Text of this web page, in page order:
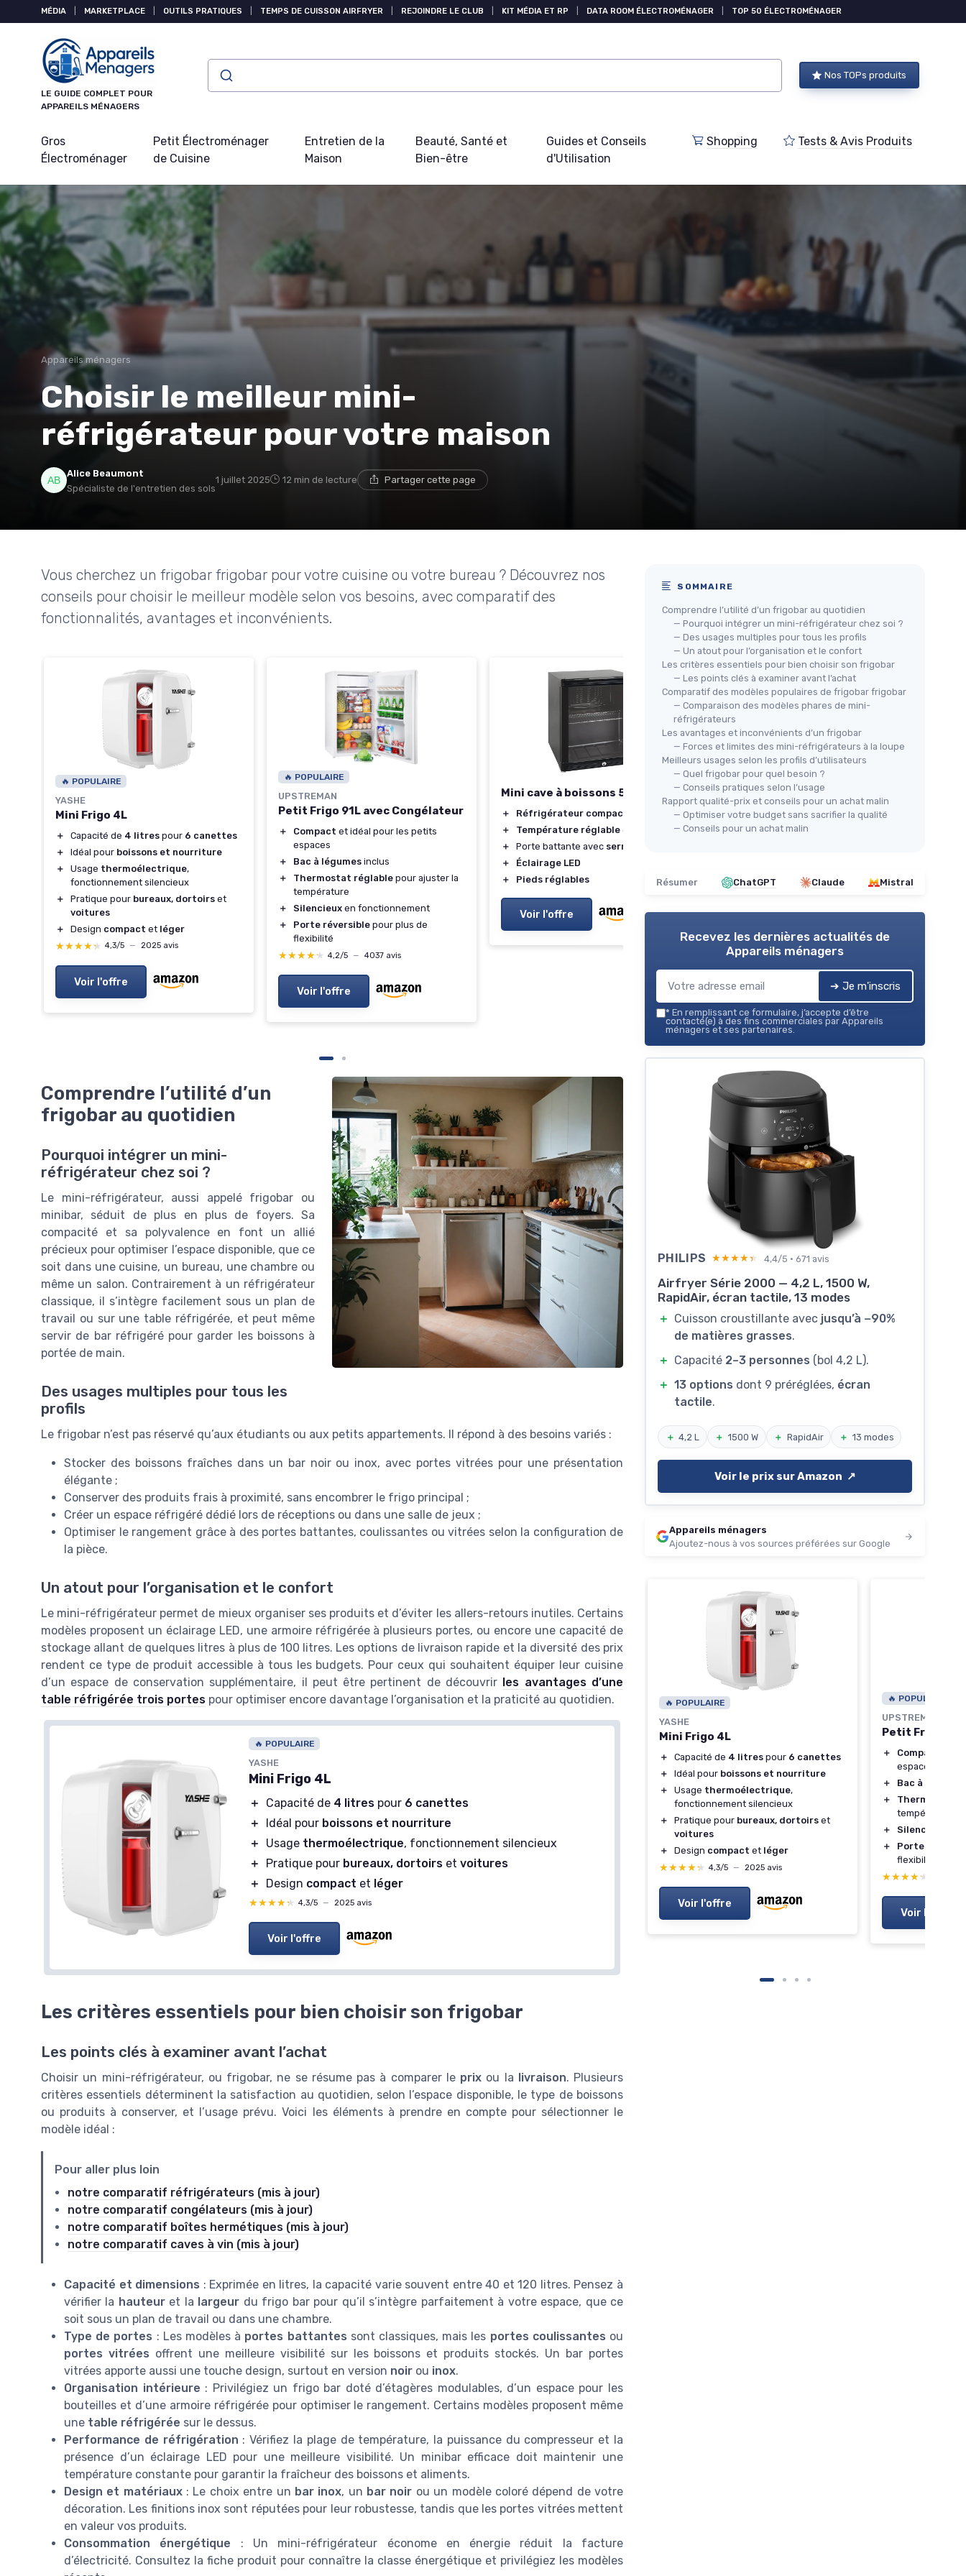
MÉDIA MARKETPLACE OUTILS PRATIQUES TEMPS DE CUISSON AIRFRYER REJOINDRE LE CLUB KIT MÉDIA ET RP DATA ROOM ÉLECTROMÉNAGER TOP 50 ÉLECTROMÉNAGER
LE GUIDE COMPLET POUR
APPAREILS MÉNAGERS
Nos TOPs produits
Gros
Électroménager
Petit Électroménager
de Cuisine
Entretien de la
Maison
Beauté, Santé et
Bien-être
Guides et Conseils
d'Utilisation
Shopping Tests & Avis Produits
Appareils ménagers
Choisir le meilleur mini-
réfrigérateur pour votre maison
Alice Beaumont
Spécialiste de l'entretien des sols
1 juillet 2025 12 min de lecture Partager cette page
Vous cherchez un frigobar frigobar pour votre cuisine ou votre bureau ? Découvrez nos
conseils pour choisir le meilleur modèle selon vos besoins, avec comparatif des
fonctionnalités, avantages et inconvénients.
🔥 POPULAIRE
YASHE
Mini Frigo 4L
＋ Capacité de 4 litres pour 6 canettes
＋
Idéal pour boissons et nourriture
＋
Usage thermoélectrique,
fonctionnement silencieux
＋
Pratique pour bureaux, dortoirs et
voitures
＋
Design compact et léger
★★★★★
★★★★★ 4,3/5 — 2025 avis
Voir l'offre
🔥 POPULAIRE
UPSTREMAN
Petit Frigo 91L avec Congélateur
＋ Compact et idéal pour les petits
espaces
＋
Bac à légumes inclus
＋
Thermostat réglable pour ajuster la
température
＋
Silencieux en fonctionnement
＋
Porte réversible pour plus de
flexibilité
★★★★★
★★★★★ 4,2/5 — 4037 avis
Voir l'offre
Mini cave à boissons 52 L
＋
Réfrigérateur compact
＋
Température réglable de 0/+10 °C
＋
Porte battante avec serruration
＋
Éclairage LED
＋
Pieds réglables
Voir l'offre
Mini Armoire à Boissons 92L
＋ Température réglable de
0 à +10°C
rangement personnalisé
sécurité
＋ Éclairage LEDpour une meilleure
visibilité
Voir l'offre
Comprendre l’utilité d’un
frigobar au quotidien
Pourquoi intégrer un mini-
réfrigérateur chez soi ?
Le mini-réfrigérateur, aussi appelé frigobar ou
minibar, séduit de plus en plus de foyers. Sa
compacité et sa polyvalence en font un allié
précieux pour optimiser l’espace disponible, que ce
soit dans une cuisine, un bureau, une chambre ou
même un salon. Contrairement à un réfrigérateur
classique, il s’intègre facilement sous un plan de
travail ou sur une table réfrigérée, et peut même
servir de bar réfrigéré pour garder les boissons à
portée de main.
Des usages multiples pour tous les
profils
Le frigobar n’est pas réservé qu’aux étudiants ou aux petits appartements. Il répond à des besoins variés :
Stocker des boissons fraîches dans un bar noir ou inox, avec portes vitrées pour une présentation
élégante ;
Conserver des produits frais à proximité, sans encombrer le frigo principal ;
Créer un espace réfrigéré dédié lors de réceptions ou dans une salle de jeux ;
Optimiser le rangement grâce à des portes battantes, coulissantes ou vitrées selon la configuration de
la pièce.
Un atout pour l’organisation et le confort
Le mini-réfrigérateur permet de mieux organiser ses produits et d’éviter les allers-retours inutiles. Certains
modèles proposent un éclairage LED, une armoire réfrigérée à plusieurs portes, ou encore une capacité de
stockage allant de quelques litres à plus de 100 litres. Les options de livraison rapide et la diversité des prix
rendent ce type de produit accessible à tous les budgets. Pour ceux qui souhaitent équiper leur cuisine
d’un espace de conservation supplémentaire, il peut être pertinent de découvrir les avantages d’une
table réfrigérée trois portes pour optimiser encore davantage l’organisation et la praticité au quotidien.
🔥 POPULAIRE
YASHE
Mini Frigo 4L
＋ Capacité de 4 litres pour 6 canettes
＋
Idéal pour boissons et nourriture
＋
Usage thermoélectrique, fonctionnement silencieux
＋
Pratique pour bureaux, dortoirs etvoitures
＋
Design compact et léger
★★★★★
★★★★★ 4,3/5 — 2025 avis
Voir l'offre
Les critères essentiels pour bien choisir son frigobar
Les points clés à examiner avant l’achat
Choisir un mini-réfrigérateur, ou frigobar, ne se résume pas à comparer le prix ou la livraison. Plusieurs
critères essentiels déterminent la satisfaction au quotidien, selon l’espace disponible, le type de boissons
ou produits à conserver, et l’usage prévu. Voici les éléments à prendre en compte pour sélectionner le
modèle idéal :
Pour aller plus loin
notre comparatif réfrigérateurs (mis à jour)
notre comparatif congélateurs (mis à jour)
notre comparatif boîtes hermétiques (mis à jour)
notre comparatif caves à vin (mis à jour)
Capacité et dimensions : Exprimée en litres, la capacité varie souvent entre 40 et 120 litres. Pensez à
vérifier la hauteuret la largeur du frigo bar pour qu’il s’intègre parfaitement à votre espace, que ce
soit sous un plan de travail ou dans une chambre.
Type de portes : Les modèles à portes battantes sont classiques, mais les portes coulissantes ou
portes vitrées offrent une meilleure visibilité sur les boissons et produits stockés. Un bar portes
vitrées apporte aussi une touche design, surtout en version noir ou inox.
Organisation intérieure : Privilégiez un frigo bar doté d’étagères modulables, d’un espace pour les
bouteilles et d’une armoire réfrigérée pour optimiser le rangement. Certains modèles proposent même
une table réfrigérée sur le dessus.
Performance de réfrigération : Vérifiez la plage de température, la puissance du compresseur et la
présence d’un éclairage LED pour une meilleure visibilité. Un minibar efficace doit maintenir une
température constante pour garantir la fraîcheur des boissons et aliments.
Design et matériaux: Le choix entre un bar inox, un bar noir ou un modèle coloré dépend de votre
décoration. Les finitions inox sont réputées pour leur robustesse, tandis que les portes vitrées mettent
en valeur vos produits.
Consommation énergétique : Un mini-réfrigérateur économe en énergie réduit la facture
d’électricité. Consultez la fiche produit pour connaître la classe énergétique et privilégiez les modèles
SOMMAIRE
Comprendre l’utilité d’un frigobar au quotidien
— Pourquoi intégrer un mini-réfrigérateur chez soi ?
— Des usages multiples pour tous les profils
— Un atout pour l’organisation et le confort
Les critères essentiels pour bien choisir son frigobar
— Les points clés à examiner avant l’achat
Comparatif des modèles populaires de frigobar frigobar
— Comparaison des modèles phares de mini-
réfrigérateurs
Les avantages et inconvénients d’un frigobar
— Forces et limites des mini-réfrigérateurs à la loupe
Meilleurs usages selon les profils d’utilisateurs
— Quel frigobar pour quel besoin ?
— Conseils pratiques selon l’usage
Rapport qualité-prix et conseils pour un achat malin
— Optimiser votre budget sans sacrifier la qualité
— Conseils pour un achat malin
Résumer ChatGPT Claude Mistral
Recevez les dernières actualités de
Appareils ménagers
➔ Je m'inscris
* En remplissant ce formulaire, j’accepte d’être
contacté(e) à des fins commerciales par Appareils
ménagers et ses partenaires.
PHILIPS ★★★★★
★★★★★ 4,4/5 · 671 avis
Airfryer Série 2000 — 4,2 L, 1500 W,
RapidAir, écran tactile, 13 modes
＋ Cuisson croustillante avec jusqu’à −90%
de matières grasses.
＋ Capacité 2–3 personnes (bol 4,2 L).
＋ 13 options dont 9 préréglées, écran
tactile.
＋ 4,2 L ＋ 1500 W ＋ RapidAir ＋ 13 modes
Voir le prix sur Amazon ↗️
Appareils ménagers
Ajoutez-nous à vos sources préférées sur Google
POPULAIRE
Bac à légumes
pour ajuster la
en fonctionnement
pour plus de
Réfrigérateur compact
Température réglable
Porte battante avec
＋
Éclairage LED
＋
Pieds réglables
Voir l'offre
＋ Température réglable de
＋ Porte avec serrurepour plus de
sécurité
🔥 POPULAIRE
YASHE
Mini Frigo 4L
＋ Capacité de 4 litres pour 6 canettes
＋
Idéal pour boissons et nourriture
＋
Usage thermoélectrique,
fonctionnement silencieux
＋
Pratique pour bureaux, dortoirs et
voitures
＋
Design compact et léger
★★★★★
★★★★★ 4,3/5 — 2025 avis
Voir l'offre
🔥 POPULAIRE
UPSTREMAN
Petit Frigo
＋ Compact
espaces
＋
Bac à légumes
＋
Thermostat
température
＋
Silencieux
＋
Porte
flexibilité
★★★★★
★★★★★
Voir l'offre
Panneau de gestion des cookies